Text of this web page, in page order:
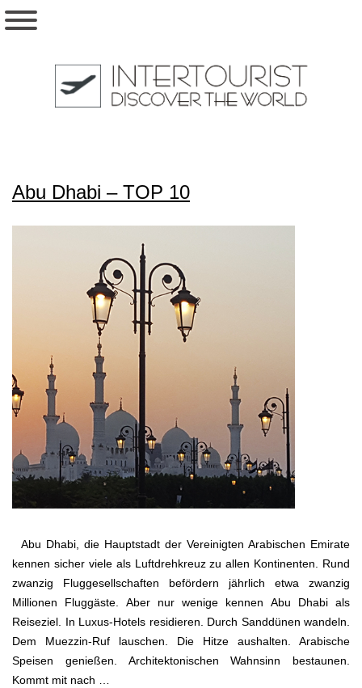
Abu Dhabi – TOP 10
Abu Dhabi, die Hauptstadt der Vereinigten Arabischen Emirate
kennen sicher viele als Luftdrehkreuz zu allen Kontinenten. Rund
zwanzig Fluggesellschaften befördern jährlich etwa zwanzig
Millionen Fluggäste. Aber nur wenige kennen Abu Dhabi als
Reiseziel. In Luxus-Hotels residieren. Durch Sanddünen wandeln.
Dem Muezzin-Ruf lauschen. Die Hitze aushalten. Arabische
Speisen genießen. Architektonischen Wahnsinn bestaunen.
Kommt mit nach …